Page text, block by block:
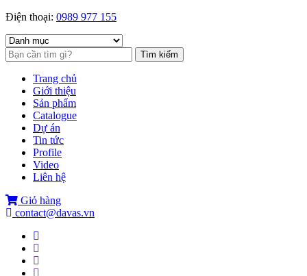
Điện thoại: 0989 977 155
Tìm kiếm
Trang chủ
Giới thiệu
Sản phẩm
Catalogue
Dự án
Tin tức
Profile
Video
Liên hệ
Giỏ hàng
contact@davas.vn